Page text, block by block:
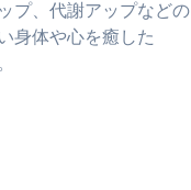
プ、代謝アップなどの
身体や心を癒した